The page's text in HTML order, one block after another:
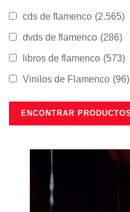
cds de flamenco (2.565)
dvds de flamenco (286)
libros de flamenco (573)
Vinilos de Flamenco (96)